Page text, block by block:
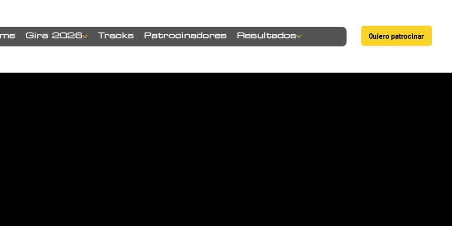
Quiero patrocinar
Gira 2026 Tracks Patrocinadores Resultados